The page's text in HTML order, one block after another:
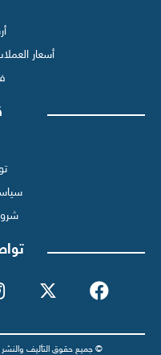
أسعار
© جميع حقوق التأليف والنشر